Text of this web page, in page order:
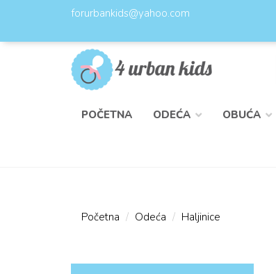
forurbankids@yahoo.com
POČETNA ODEĆA OBUĆA
Početna Odeća Haljinice